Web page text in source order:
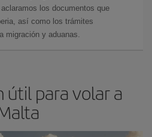
los documentos que
así como los trámites
migración y aduanas.
útil para volar a